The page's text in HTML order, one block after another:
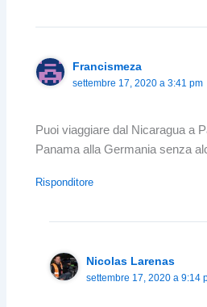
Francismeza
settembre 17, 2020 a 3:41 pm
Puoi viaggiare dal Nicaragua a
Panama alla Germania senza
Risponditore
Nicolas Larenas
settembre 17, 2020 a 9:14